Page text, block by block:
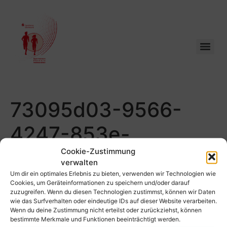
Cookie-Zustimmung
verwalten
Um dir ein optimales Erlebnis zu bieten, verwenden wir Technologien wie
Cookies, um Geräteinformationen zu speichern und/oder darauf
zuzugreifen. Wenn du diesen Technologien zustimmst, können wir Daten
wie das Surfverhalten oder eindeutige IDs auf dieser Website verarbeiten.
Wenn du deine Zustimmung nicht erteilst oder zurückziehst, können
bestimmte Merkmale und Funktionen beeinträchtigt werden.
73095d03-9566-
4247-853e-
2db8d0d70f6d